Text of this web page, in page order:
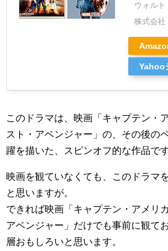
ウォルト
株式会社
Yahoo
このドラマは、映画「キャプテン・
スト・アベンジャー」の、その後の
躍を描いた、スピンオフ的な作品です
映画を観ていなくても、このドラマ
と思いますが。
できれば映画「キャプテン・アメリ
アベンジャー」だけでも事前に観て
層おもしろいと思います。